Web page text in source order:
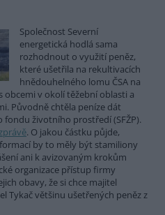
Společnost Severní
energetická hodlá sama
rozhodnout o využití peněz,
které ušetřila na rekultivacích
hnědouhelného lomu ČSA na
v okolí těžební oblasti a
Původně chtěla peníze dát
životního prostředí (SFŽP).
. O jakou částku půjde,
by to měly být stamiliony
ani k avizovaným krokům
organizace přístup firmy
obavy, že si chce majitel
Tykač většinu ušetřených peněz z